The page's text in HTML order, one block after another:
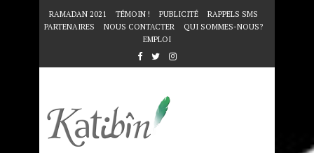
RAMADAN 2021 TÉMOIN ! PUBLICITÉ
RAPPELS SMS
PARTENAIRES
NOUS CONTACTER
QUI SOMMES-NOUS?
EMPLOI